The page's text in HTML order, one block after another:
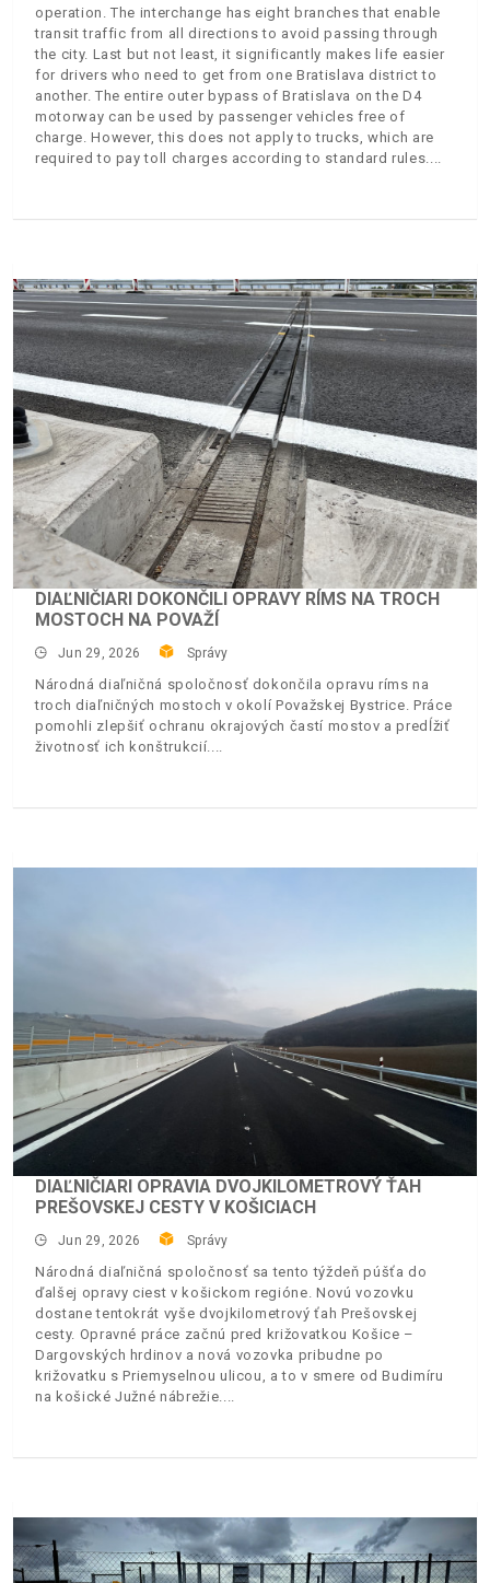
operation. The interchange has eight branches that enable
transit traffic from all directions to avoid passing through
the city. Last but not least, it significantly makes life easier
for drivers who need to get from one Bratislava district to
another. The entire outer bypass of Bratislava on the D4
motorway can be used by passenger vehicles free of
charge. However, this does not apply to trucks, which are
required to pay toll charges according to standard rules.
DIAĽNIČIARI DOKONČILI OPRAVY RÍMS NA TROCH
MOSTOCH NA POVAŽÍ
Jun 29, 2026 Správy
Národná diaľničná spoločnosť dokončila opravu ríms na
troch diaľničných mostoch v okolí Považskej Bystrice. Práce
pomohli zlepšiť ochranu okrajových častí mostov a predĺžiť
životnosť ich konštrukcií.
DIAĽNIČIARI OPRAVIA DVOJKILOMETROVÝ ŤAH
PREŠOVSKEJ CESTY V KOŠICIACH
Jun 29, 2026 Správy
Národná diaľničná spoločnosť sa tento týždeň púšťa do
ďalšej opravy ciest v košickom regióne. Novú vozovku
dostane tentokrát vyše dvojkilometrový ťah Prešovskej
cesty. Opravné práce začnú pred križovatkou Košice –
Dargovských hrdinov a nová vozovka pribudne po
križovatku s Priemyselnou ulicou, a to v smere od Budimíru
na košické Južné nábrežie.